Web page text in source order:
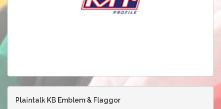
Plaintalk KB Emblem & Flaggor